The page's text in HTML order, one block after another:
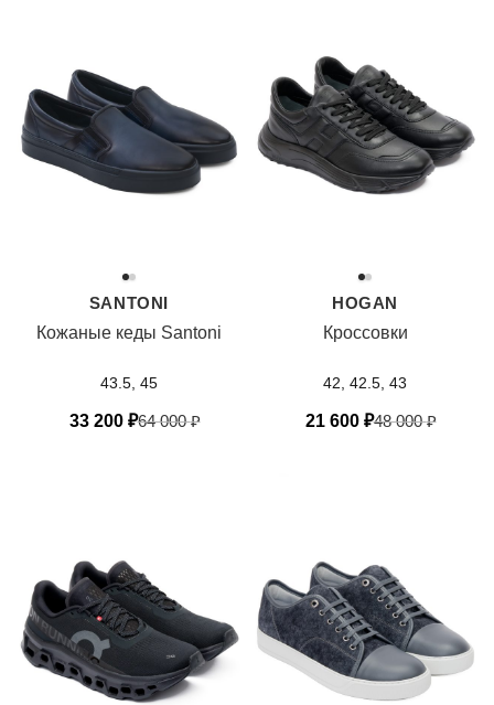
SANTONI
Кожаные кеды Santoni
43.5, 45
33 200 ₽64 000₽
HOGAN
Кроссовки
42, 42.5, 43
21 600 ₽48 000₽